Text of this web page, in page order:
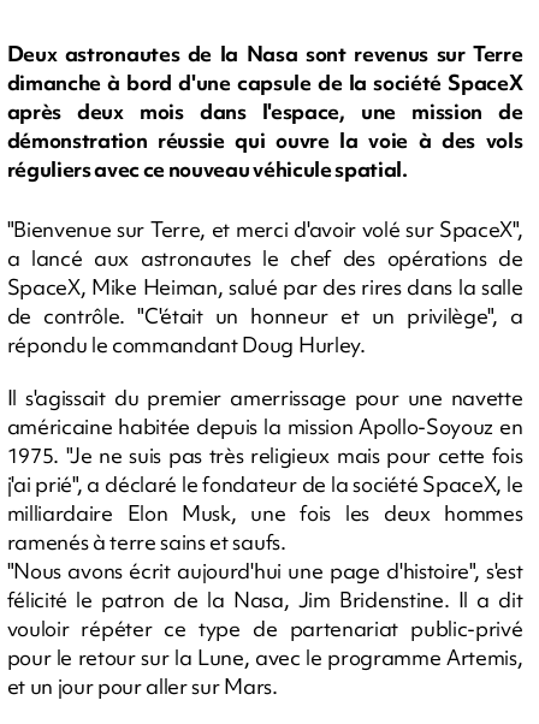
Deux astronautes de la Nasa sont revenus sur Terre
dimanche à bord d'une capsule de la société SpaceX
après deux mois dans l'espace, une mission de
démonstration réussie qui ouvre la voie à des vols
réguliers avec ce nouveau véhicule spatial.
"Bienvenue sur Terre, et merci d'avoir volé sur SpaceX",
a lancé aux astronautes le chef des opérations de
SpaceX, Mike Heiman, salué par des rires dans la salle
de contrôle. "C'était un honneur et un privilège", a
répondu le commandant Doug Hurley.
Il s'agissait du premier amerrissage pour une navette
américaine habitée depuis la mission Apollo-Soyouz en
1975. "Je ne suis pas très religieux mais pour cette fois
j'ai prié", a déclaré le fondateur de la société SpaceX, le
milliardaire Elon Musk, une fois les deux hommes
ramenés à terre sains et saufs.
"Nous avons écrit aujourd'hui une page d'histoire", s'est
félicité le patron de la Nasa, Jim Bridenstine. Il a dit
vouloir répéter ce type de partenariat public-privé
pour le retour sur la Lune, avec le programme Artemis,
et un jour pour aller sur Mars.